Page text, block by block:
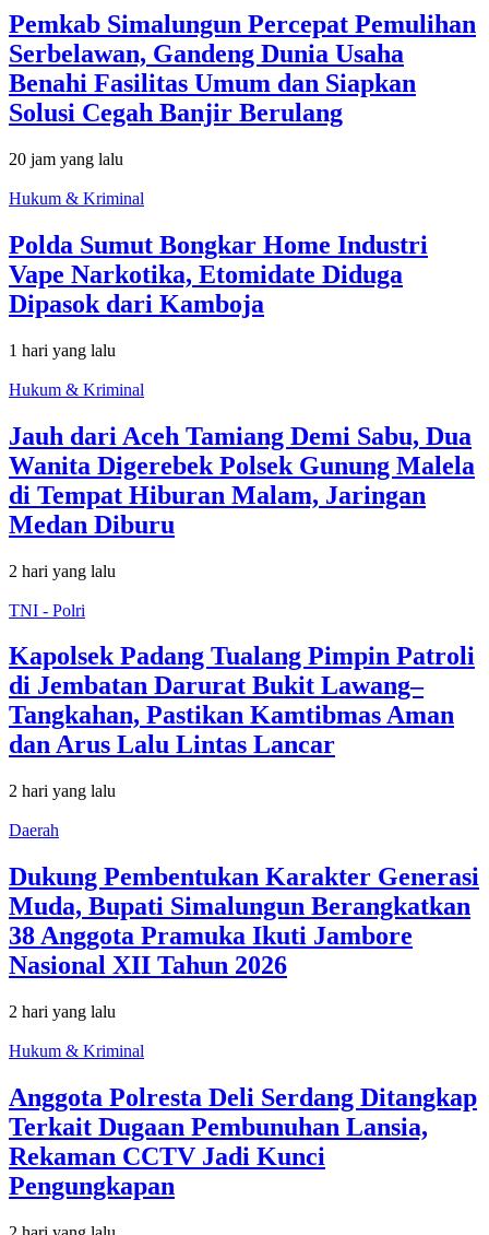
Pemkab Simalungun Percepat Pemulihan
Serbelawan, Gandeng Dunia Usaha
Benahi Fasilitas Umum dan Siapkan
Solusi Cegah Banjir Berulang
20 jam yang lalu
Hukum & Kriminal
Polda Sumut Bongkar Home Industri
Vape Narkotika, Etomidate Diduga
Dipasok dari Kamboja
1 hari yang lalu
Hukum & Kriminal
Jauh dari Aceh Tamiang Demi Sabu, Dua
Wanita Digerebek Polsek Gunung Malela
di Tempat Hiburan Malam, Jaringan
Medan Diburu
2 hari yang lalu
TNI - Polri
Kapolsek Padang Tualang Pimpin Patroli
di Jembatan Darurat Bukit Lawang–
Tangkahan, Pastikan Kamtibmas Aman
dan Arus Lalu Lintas Lancar
2 hari yang lalu
Daerah
Dukung Pembentukan Karakter Generasi
Muda, Bupati Simalungun Berangkatkan
38 Anggota Pramuka Ikuti Jambore
Nasional XII Tahun 2026
2 hari yang lalu
Hukum & Kriminal
Anggota Polresta Deli Serdang Ditangkap
Terkait Dugaan Pembunuhan Lansia,
Rekaman CCTV Jadi Kunci
Pengungkapan